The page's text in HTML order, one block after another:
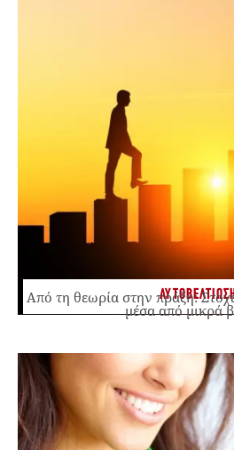
Από τη θεωρία στην πράξη:
μέσα από μικρά